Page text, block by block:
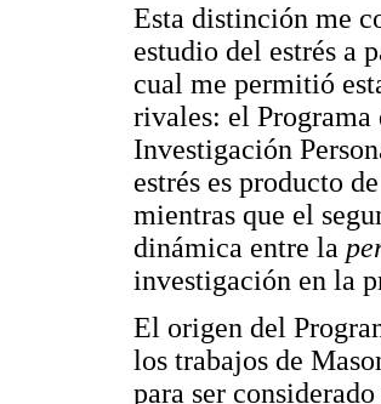
Esta distinción me
estudio del estrés a
cual me permitió
rivales: el Programa
Investigación
estrés es producto
mientras que el
dinámica entre la
investigación en la
El origen del
los trabajos de
para ser